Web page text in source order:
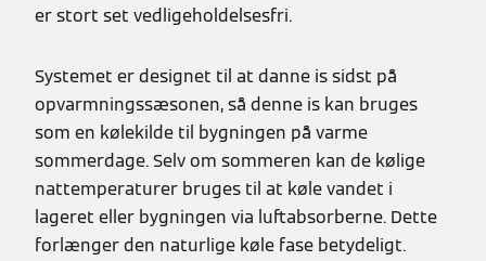
er stort set vedligeholdelsesfri.
Systemet er designet til at danne is sidst på
opvarmningssæsonen, så denne is kan bruges
som en kølekilde til bygningen på varme
sommerdage. Selv om sommeren kan de kølige
nattemperaturer bruges til at køle vandet i
lageret eller bygningen via luftabsorberne. Dette
forlænger den naturlige køle fase betydeligt.